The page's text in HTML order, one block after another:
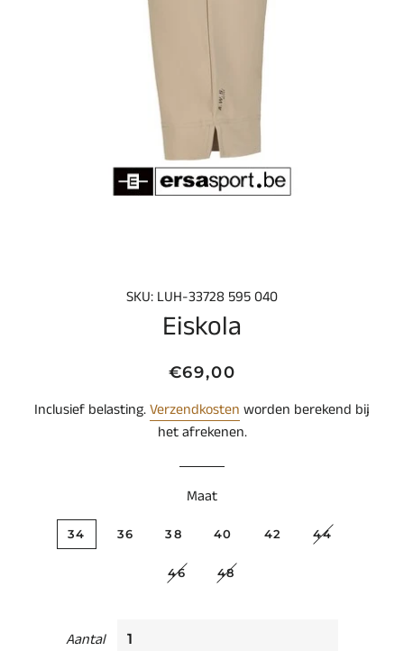
SKU: LUH-33728 595 040
Eiskola
Normale
Aanbiedingsprijs
€69,00
Inclusief belasting.Verzendkosten worden berekend bij
het afrekenen.
Maat
34 36 38 40 42 44
46 48
Aantal